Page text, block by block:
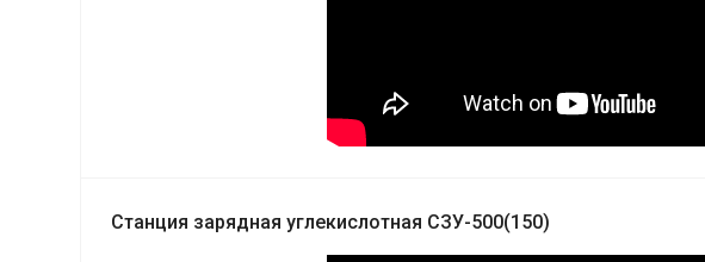
Станция зарядная углекислотная СЗУ-500(150)